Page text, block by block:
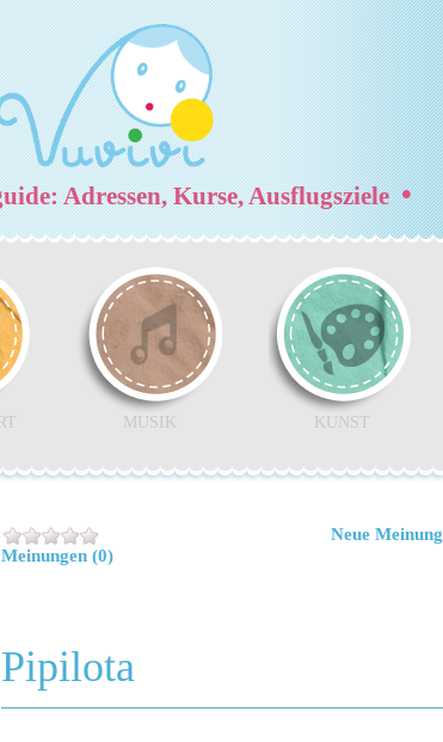
Adressen, Kurse, Ausflugsziele•
MUSIK KUNST
Meinungen (0)
Neue Meinung
Pipilota